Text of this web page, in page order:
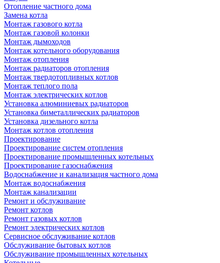
Отопление частного дома
Замена котла
Монтаж газового котла
Монтаж газовой колонки
Монтаж дымоходов
Монтаж котельного оборудования
Монтаж отопления
Монтаж радиаторов отопления
Монтаж твердотопливных котлов
Монтаж теплого пола
Монтаж электрических котлов
Установка алюминиевых радиаторов
Установка биметаллических радиаторов
Установка дизельного котла
Монтаж котлов отопления
Проектирование
Проектирование систем отопления
Проектирование промышленных котельных
Проектирование газоснабжения
Водоснабжение и канализация частного дома
Монтаж водоснабжения
Монтаж канализации
Ремонт и обслуживание
Ремонт котлов
Ремонт газовых котлов
Ремонт электрических котлов
Сервисное обслуживание котлов
Обслуживание бытовых котлов
Обслуживание промышленных котельных